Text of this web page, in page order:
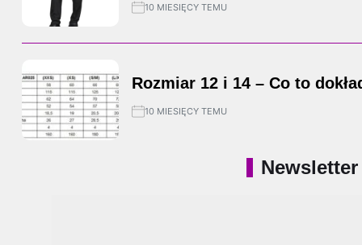
10 MIESIĘCY TEMU
Rozmiar 12 i 14 – Co to
10 MIESIĘCY TEMU
Newsletter